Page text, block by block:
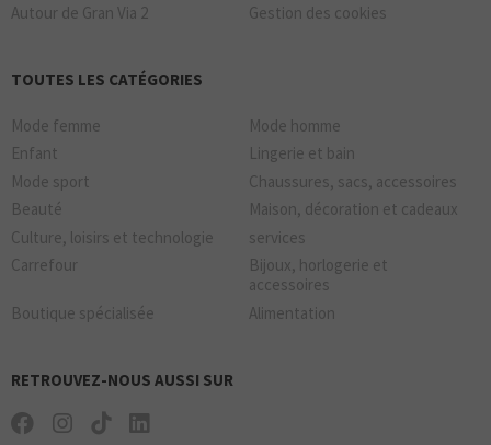
Autour de Gran Via 2
Gestion des cookies
TOUTES LES CATÉGORIES
Mode femme
Mode homme
Enfant
Lingerie et bain
Mode sport
Chaussures, sacs, accessoires
Beauté
Maison, décoration et cadeaux
Culture, loisirs et technologie
services
Carrefour
Bijoux, horlogerie et
accessoires
Boutique spécialisée
Alimentation
RETROUVEZ-NOUS AUSSI SUR